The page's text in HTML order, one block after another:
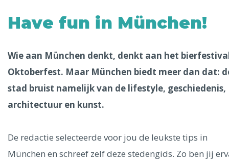
Phoenix
Dresden
Have fun in München!
Wie aan München denkt, denkt aan het
Oktoberfest. Maar München biedt meer dan dat:
stad bruist namelijk van de lifestyle, geschiedenis,
architectuur en kunst.
De redactie selecteerde voor jou de leukste tips in
München en schreef zelf deze stedengids. Zo ben jij